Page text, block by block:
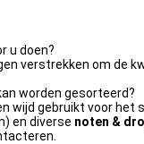
u doen?
verstrekken om de
worden gesorteerd?
wijd gebruikt voor het
en diverse noten &